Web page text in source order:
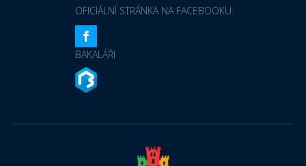
OFICIÁLNÍ STRÁNKA NA FACEBOOKU
BAKALÁŘI